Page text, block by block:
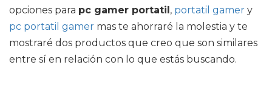
opciones para pc gamer portatil, portatil gamer y
pc portatil gamer mas te ahorraré la molestia y te
mostraré dos productos que creo que son similares
entre sí en relación con lo que estás buscando.